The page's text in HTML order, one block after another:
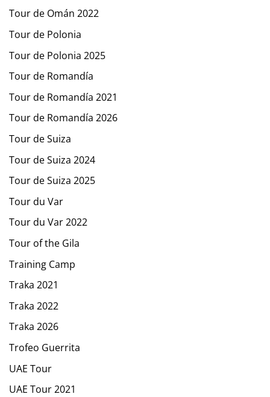
Tour de Omán 2022
Tour de Polonia
Tour de Polonia 2025
Tour de Romandía
Tour de Romandía 2021
Tour de Romandía 2026
Tour de Suiza
Tour de Suiza 2024
Tour de Suiza 2025
Tour du Var
Tour du Var 2022
Tour of the Gila
Training Camp
Traka 2021
Traka 2022
Traka 2026
Trofeo Guerrita
UAE Tour
UAE Tour 2021